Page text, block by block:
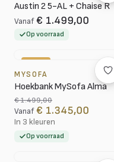
Austin 2 5-AL + Chaise R
Vanaf € 1.499,00
Op voorraad
MYSOFA
Hoekbank MySofa Alma
€ 1.499,00
Vanaf € 1.345,00
In 3 kleuren
Op voorraad